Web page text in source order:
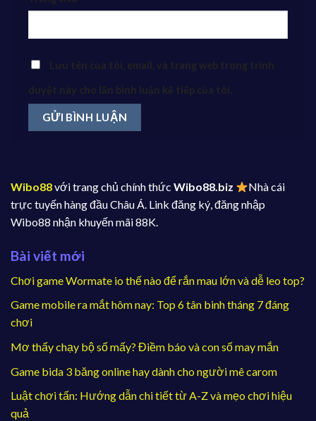
Wibo88với trang chủ chính thức Wibo88.biz
Nhà cái
trực tuyến hàng đầu Châu Á. Link đăng ký, đăng nhập
Wibo88 nhận khuyến mãi 88K.
Bài viết mới
Chơi game Wormate io thế nào để rắn mau lớn và dễ leo top?
Game mobile ra mắt hôm nay: Top 6 tân binh tháng 7 đáng
chơi
Mơ thấy chạy bộ số mấy? Điềm báo và con số may mắn
Game bida 3 băng online hay dành cho người mê carom
Luật chơi tấn: Hướng dẫn chi tiết từ A-Z và mẹo chơi hiệu
quả